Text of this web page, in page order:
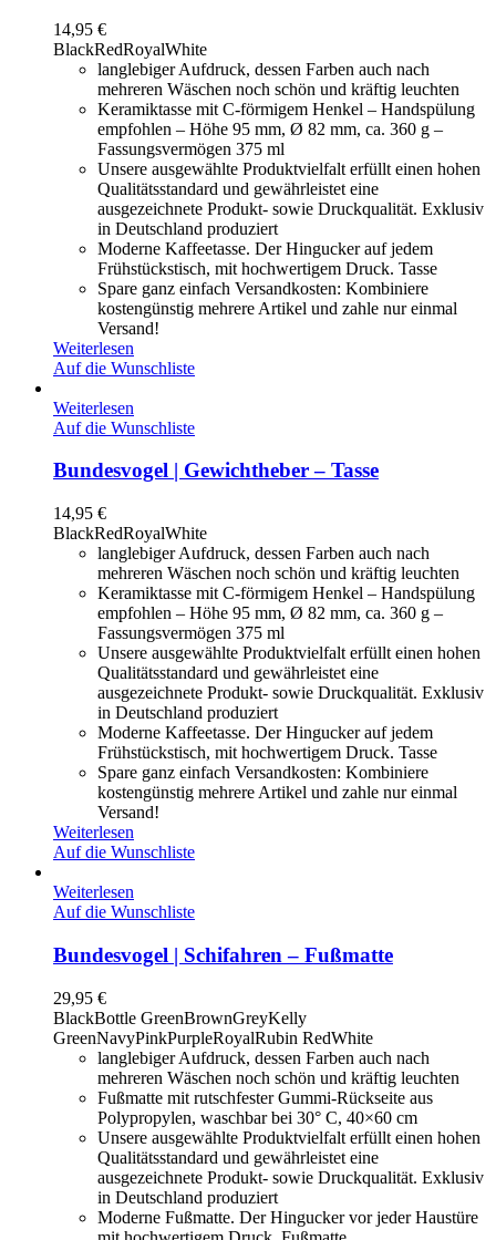
14,95 €
BlackRedRoyalWhite
langlebiger Aufdruck, dessen Farben auch nach
mehreren Wäschen noch schön und kräftig leuchten
Keramiktasse mit C-förmigem Henkel – Handspülung
empfohlen – Höhe 95 mm, Ø 82 mm, ca. 360 g –
Fassungsvermögen 375 ml
Unsere ausgewählte Produktvielfalt erfüllt einen hohen
Qualitätsstandard und gewährleistet eine
ausgezeichnete Produkt- sowie Druckqualität. Exklusiv
in Deutschland produziert
Moderne Kaffeetasse. Der Hingucker auf jedem
Frühstückstisch, mit hochwertigem Druck. Tasse
Spare ganz einfach Versandkosten: Kombiniere
kostengünstig mehrere Artikel und zahle nur einmal
Versand!
Weiterlesen
Auf die Wunschliste
Weiterlesen
Auf die Wunschliste
Bundesvogel | Gewichtheber – Tasse
14,95 €
BlackRedRoyalWhite
langlebiger Aufdruck, dessen Farben auch nach
mehreren Wäschen noch schön und kräftig leuchten
Keramiktasse mit C-förmigem Henkel – Handspülung
empfohlen – Höhe 95 mm, Ø 82 mm, ca. 360 g –
Fassungsvermögen 375 ml
Unsere ausgewählte Produktvielfalt erfüllt einen hohen
Qualitätsstandard und gewährleistet eine
ausgezeichnete Produkt- sowie Druckqualität. Exklusiv
in Deutschland produziert
Moderne Kaffeetasse. Der Hingucker auf jedem
Frühstückstisch, mit hochwertigem Druck. Tasse
Spare ganz einfach Versandkosten: Kombiniere
kostengünstig mehrere Artikel und zahle nur einmal
Versand!
Weiterlesen
Auf die Wunschliste
Weiterlesen
Auf die Wunschliste
Bundesvogel | Schifahren – Fußmatte
29,95 €
BlackBottle GreenBrownGreyKelly
GreenNavyPinkPurpleRoyalRubin RedWhite
langlebiger Aufdruck, dessen Farben auch nach
mehreren Wäschen noch schön und kräftig leuchten
Fußmatte mit rutschfester Gummi-Rückseite aus
Polypropylen, waschbar bei 30° C, 40×60 cm
Unsere ausgewählte Produktvielfalt erfüllt einen hohen
Qualitätsstandard und gewährleistet eine
ausgezeichnete Produkt- sowie Druckqualität. Exklusiv
in Deutschland produziert
Moderne Fußmatte. Der Hingucker vor jeder Haustüre